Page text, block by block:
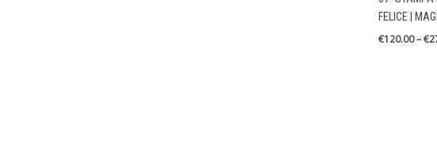
FELICE |
€120.00–€